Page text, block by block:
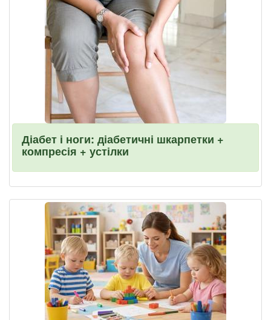
Діабет і ноги: діабетичні шкарпетки +
компресія + устілки